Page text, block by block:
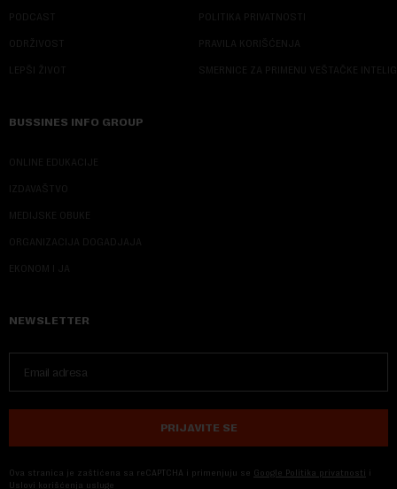
PODCAST
ODRŽIVOST
LEPŠI ŽIVOT
POLITIKA PRIVATNOSTI
PRAVILA KORIŠĆENJA
SMERNICE ZA PRIMENU VEŠTAČKE
BUSSINES INFO GROUP
ONLINE EDUKACIJE
IZDAVAŠTVO
MEDIJSKE OBUKE
ORGANIZACIJA DOGADJAJA
EKONOM I JA
NEWSLETTER
PRIJAVITE SE
Ova stranica je zaštićena sa reCAPTCHA i primenjuju se Google Politika privatnosti i
Uslovi korišćenja usluge